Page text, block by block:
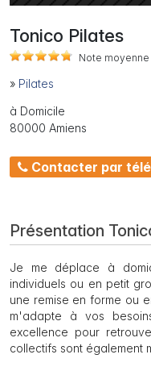
Tonico Pilates
Note moyenne
» Pilates
à Domicile
80000 Amiens
Contacter par
Présentation
Je me déplace à
individuels ou en petit
une remise en forme ou
m'adapte à vos
excellence pour
collectifs sont également